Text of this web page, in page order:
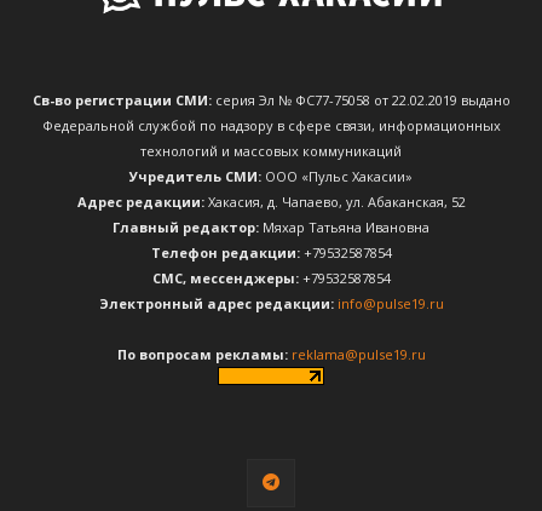
Св-во регистрации СМИ:серия Эл № ФС77-75058 от 22.02.2019 выдано
Федеральной службой по надзору в сфере связи, информационных
технологий и массовых коммуникаций
Учредитель СМИ: ООО «Пульс Хакасии»
Адрес редакции:Хакасия, д. Чапаево, ул. Абаканская, 52
Главный редактор: Мяхар Татьяна Ивановна
Телефон редакции:+79532587854
CМС, мессенджеры:+79532587854
Электронный адрес редакции: info@pulse19.ru
По вопросам рекламы: reklama@pulse19.ru